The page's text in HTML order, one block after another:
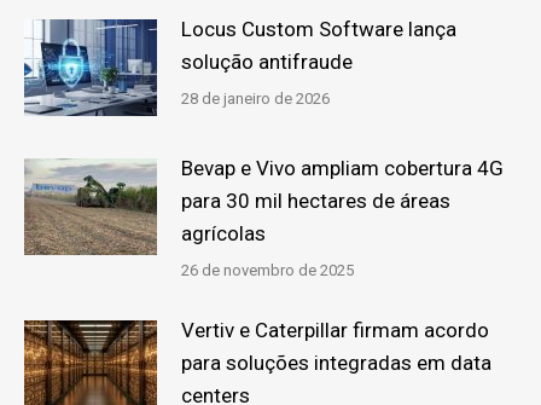
Locus Custom Software lança
solução antifraude
28 de janeiro de 2026
Bevap e Vivo ampliam cobertura 4G
para 30 mil hectares de áreas
agrícolas
26 de novembro de 2025
Vertiv e Caterpillar firmam acordo
para soluções integradas em data
centers